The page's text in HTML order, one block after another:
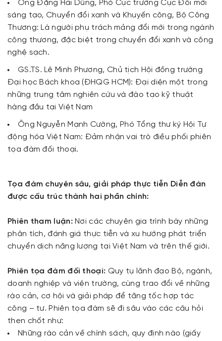
Ông Đặng Hải Dũng, Phó Cục trưởng Cục Đổi mới
sáng tạo, Chuyển đổi xanh và Khuyến công, Bộ Công
Thương: Là người phụ trách mảng đổi mới trong ngành
công thương, đặc biệt trong chuyển đổi xanh và công
nghệ sạch.
GS.TS. Lê Minh Phương, Chủ tịch Hội đồng trường
Đại học Bách khoa (ĐHQG HCM): Đại diện một trong
những trung tâm nghiên cứu và đào tạo kỹ thuật
hàng đầu tại Việt Nam
Ông Nguyễn Mạnh Cường, Phó Tổng thư ký Hội Tự
động hóa Việt Nam: Đảm nhận vai trò điều phối phiên
tọa đàm đối thoại.
Tọa đàm chuyên sâu, giải pháp thực tiễn Diễn đàn
được cấu trúc thành hai phần chính:
Phiên tham luận:Nơi các chuyên gia trình bày những
phân tích, đánh giá thực tiễn và xu hướng phát triển
chuyển dịch năng lượng tại Việt Nam và trên thế giới.
Phiên tọa đàm đối thoại: Quy tụ lãnh đạo Bộ, ngành,
doanh nghiệp và viện trường, cùng trao đổi về những
rào cản, cơ hội và giải pháp để tăng tốc hợp tác
công – tư. Phiên tọa đàm sẽ đi sâu vào các câu hỏi
then chốt như:
Những rào cản về chính sách, quy định nào (giấy